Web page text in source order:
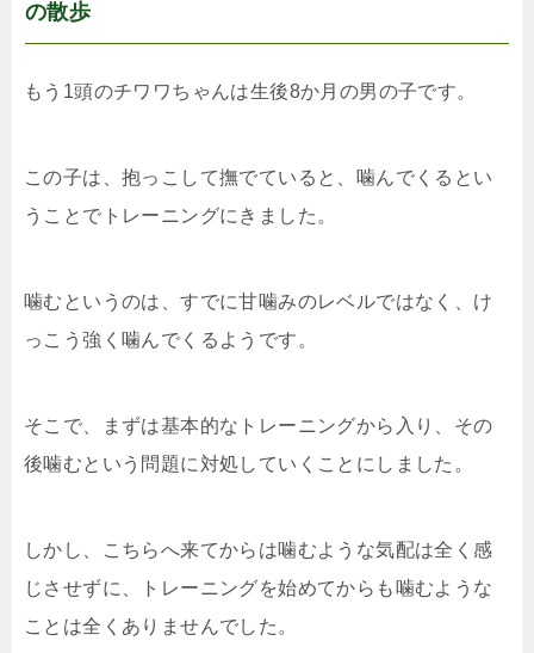
の散歩
もう1頭のチワワちゃんは生後8か月の男の子です。
この子は、抱っこして撫でていると、噛んでくるとい
うことでトレーニングにきました。
噛むというのは、すでに甘噛みのレベルではなく、け
っこう強く噛んでくるようです。
そこで、まずは基本的なトレーニングから入り、その
後噛むという問題に対処していくことにしました。
しかし、こちらへ来てからは噛むような気配は全く感
じさせずに、トレーニングを始めてからも噛むような
ことは全くありませんでした。